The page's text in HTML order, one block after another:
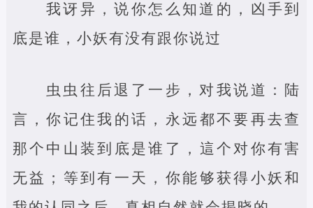
我讶异，说你怎么知道的，凶手到
底是谁，小妖有没有跟你说过
虫虫往后退了一步，对我说道：陆
言，你记住我的话，永远都不要再去查
那个中山装到底是谁了，這个对你有害
无益；等到有一天，你能够获得小妖和